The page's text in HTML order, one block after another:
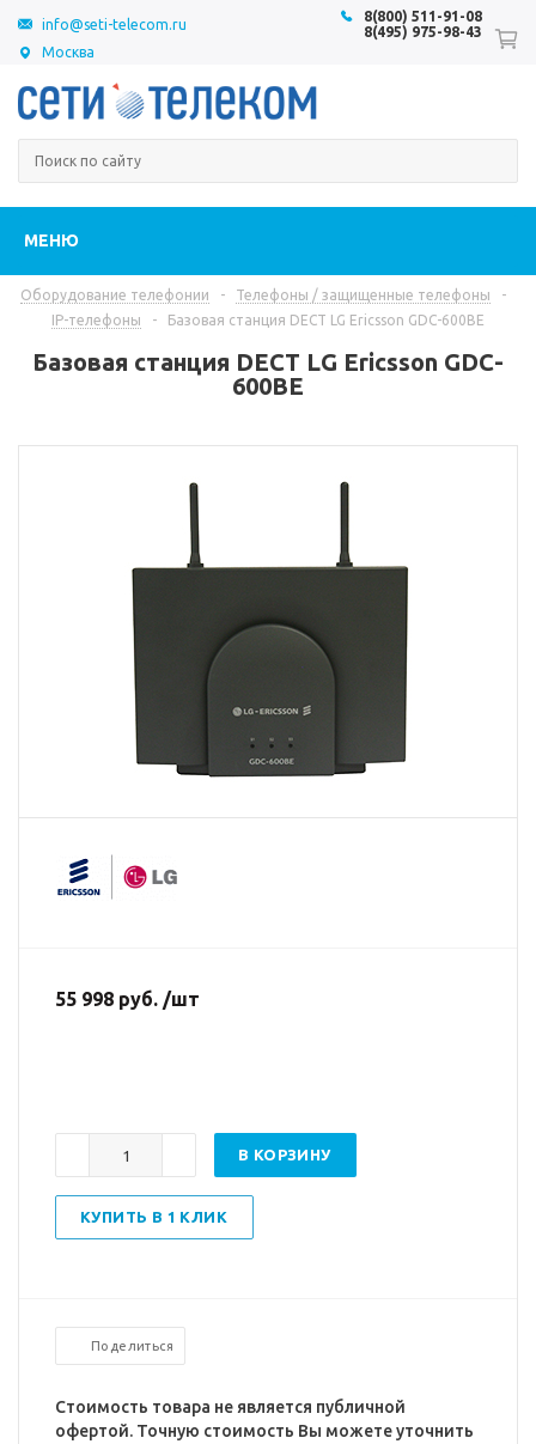
Москва
8(800) 511-91-08
8(495) 975-98-43
info@seti-telecom.ru
МЕНЮ
Оборудование телефонии - Телефоны / защищенные телефоны
-
IP-телефоны
- Базовая станция DECT LG Ericsson GDC-600BE
Базовая станция DECT LG Ericsson GDC-
600BE
55 998 руб. /шт
В КОРЗИНУ
КУПИТЬ В 1 КЛИК
Поделиться
Стоимость товара не является публичной
офертой. Точную стоимость Вы можете уточнить